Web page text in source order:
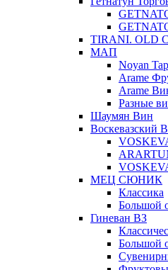
TIRANI. OLD
МАП
Noyan
Arame
Arame
Разные
Шаумян Вин
Воскевазский
МЕЦ СЮНИК
Классика
Большой
Гиневан ВЗ
Большой